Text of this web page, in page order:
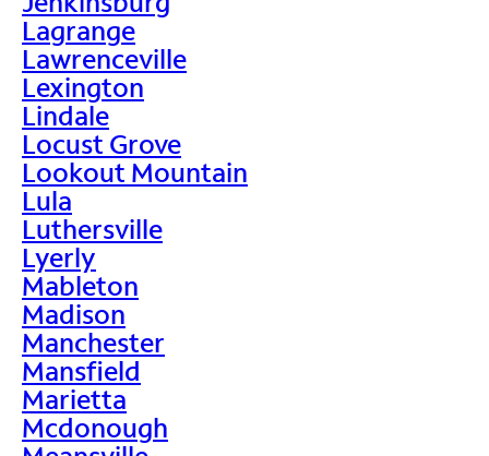
Lagrange
Lawrenceville
Lexington
Lindale
Locust Grove
Lookout Mountain
Lula
Luthersville
Lyerly
Mableton
Madison
Manchester
Mansfield
Marietta
Mcdonough